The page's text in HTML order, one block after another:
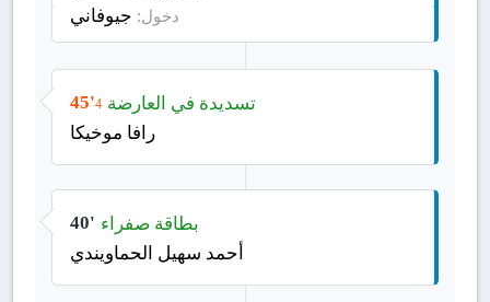
دخول: جيوفاني
45'4 تسديدة في العارضة
رافا موخيكا
40' بطاقة صفراء
أحمد سهيل الحماويندي